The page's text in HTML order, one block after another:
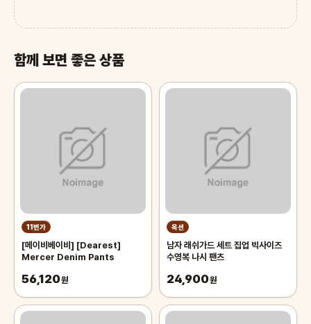
함께 보면 좋은 상품
11번가
[메이비베이비] [Dearest]
Mercer Denim Pants
56,120원
옥션
남자 래쉬가드 세트 집업 빅사이즈
수영복 나시 팬츠
24,900원